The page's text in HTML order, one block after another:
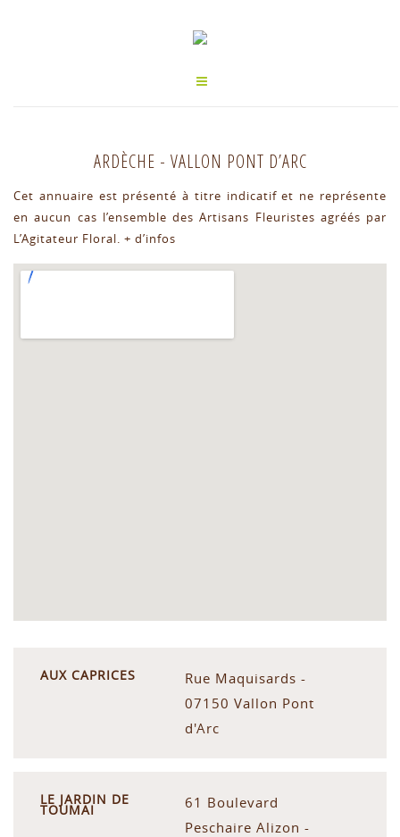
ARDÈCHE - VALLON PONT D’ARC
Cet annuaire est présenté à titre indicatif et ne représente
en aucun cas l’ensemble des Artisans Fleuristes agréés par
L’Agitateur Floral. + d’infos
AUX CAPRICES
Rue Maquisards -
07150 Vallon Pont
d'Arc
LE JARDIN DE
TOUMAI
61 Boulevard
Peschaire Alizon -